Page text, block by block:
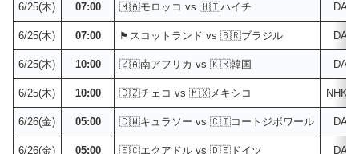
6/25(木) 07:00 🇲🇦モロッコ vs 🇭🇹ハイチ
6/25(木) 07:00 🏴󠁧󠁢󠁳󠁣󠁴󠁿スコットランド vs 🇧🇷ブラジル
6/25(木) 10:00 🇿🇦南アフリカ vs 🇰🇷韓国
6/25(木) 10:00 🇨🇿チェコ vs 🇲🇽メキシコ NHK
6/26(金) 05:00 🇨🇼キュラソー vs 🇨🇮コートジボワール
6/26(金) 05:00 🇪🇨エクアドル vs 🇩🇪ドイツ